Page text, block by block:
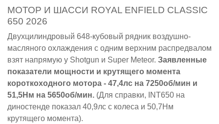
МОТОР И ШАССИ ROYAL ENFIELD CLASSIC
650 2026
Двухцилиндровый 648-кубовый рядник воздушно-
масляного охлаждения с одним верхним распредвалом
взят напрямую у Shotgun и Super Meteor. Заявленные
показатели мощности и крутящего момента
короткоходного мотора - 47,4лс на 7250об/мин и
51,5Нм на 5650об/мин. (Для справки, INT650 на
диностенде показал 40,9лс с колеса и 50,7Нм
крутящего момента).